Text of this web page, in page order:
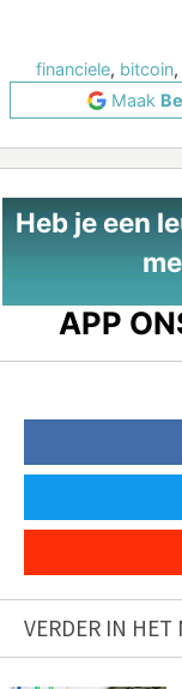
financiele, bitcoin,
Maak
Heb je een
APP
VERDER IN HET